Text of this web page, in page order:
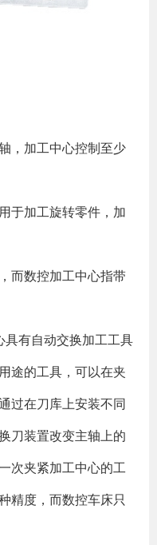
，加工中心控制至少
于加工旋转零件，加
而数控加工中心指带
有自动交换加工工具
途的工具，可以在夹
过在刀库上安装不同
刀装置改变主轴上的
次夹紧加工中心的工
精度，而数控车床只